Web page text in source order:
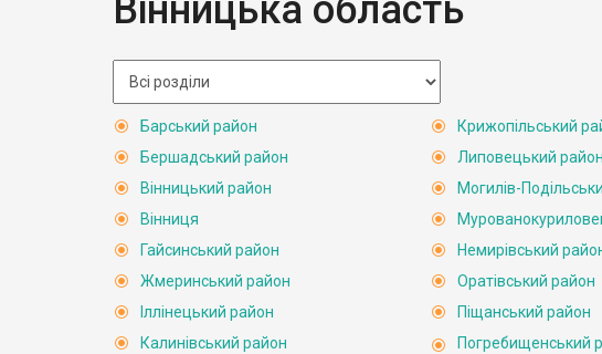
Вінницька область
Барський район
Бершадський район
Вінницький район
Вінниця
Гайсинський район
Жмеринський район
Іллінецький район
Калинівський район
Крижопільський
Липовецький район
Могилів-
Немирівський
Оратівський район
Піщанський район
Погребищенський